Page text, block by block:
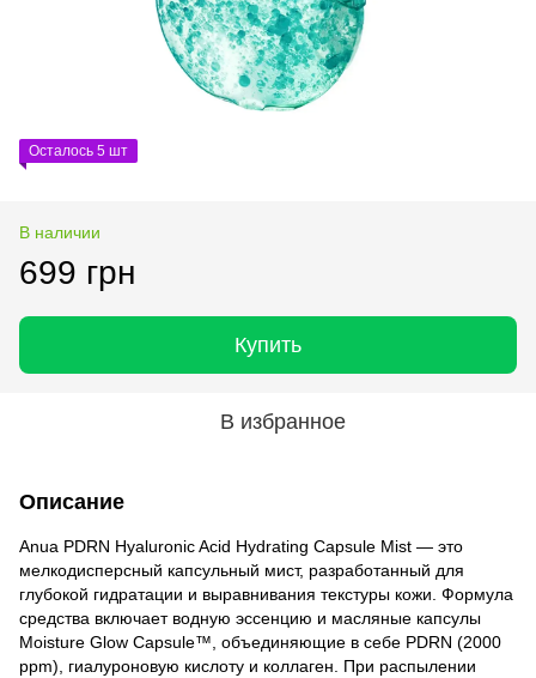
Осталось 5 шт
В наличии
699 грн
Купить
В избранное
Описание
Anua PDRN Hyaluronic Acid Hydrating Capsule Mist — это
мелкодисперсный капсульный мист, разработанный для
глубокой гидратации и выравнивания текстуры кожи. Формула
средства включает водную эссенцию и масляные капсулы
Moisture Glow Capsule™, объединяющие в себе PDRN (2000
ppm), гиалуроновую кислоту и коллаген. При распылении